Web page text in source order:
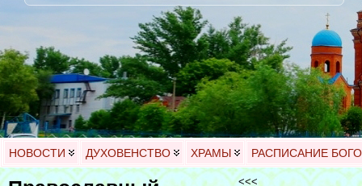
НОВОСТИ ДУХОВЕНСТВО ХРАМЫ РАСПИСАНИЕ
<<<